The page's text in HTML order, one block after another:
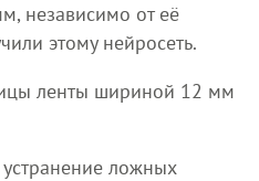
независимо от её
этому нейросеть.
ленты шириной 12 мм
ложных